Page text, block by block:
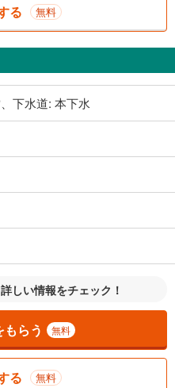
る 無料
下水道: 本下水
詳しい情報をチェック！
もらう 無料
る 無料